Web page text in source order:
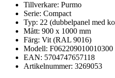
Tillverkare: Purmo
Serie: Compact
Typ: 22 (dubbelpanel med
Mått: 900 x 1000 mm
Färg: Vit (RAL 9016)
Modell: F062209010010300
EAN: 5704747657118
Artikelnummer: 3269053